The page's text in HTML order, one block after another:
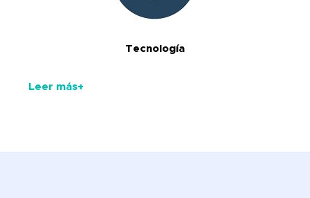
Tecnología
Leer más+